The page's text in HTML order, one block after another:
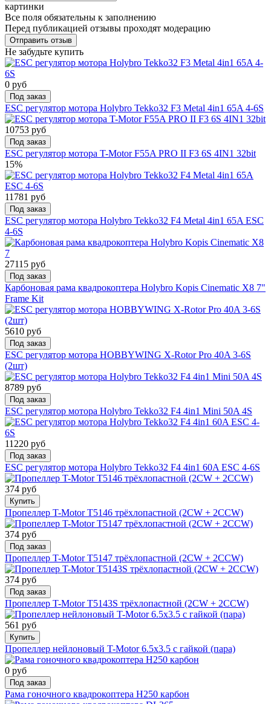
картинки
Все поля обязательны к заполнению
Перед публикацией отзывы проходят модерацию
Не забудьте купить
0 руб
Под заказ
ESC регулятор мотора Holybro Tekko32 F3 Metal 4in1 65A 4-6S
10753 руб
Под заказ
ESC регулятор мотора T-Motor F55A PRO II F3 6S 4IN1 32bit
15%
11781 руб
Под заказ
ESC регулятор мотора Holybro Tekko32 F4 Metal 4in1 65A ESC
4-6S
27115 руб
Под заказ
Карбоновая рама квадрокоптера Holybro Kopis Cinematic X8 7"
Frame Kit
5610 руб
Под заказ
ESC регулятор мотора HOBBYWING X-Rotor Pro 40A 3-6S
(2шт)
8789 руб
Под заказ
ESC регулятор мотора Holybro Tekko32 F4 4in1 Mini 50A 4S
11220 руб
Под заказ
ESC регулятор мотора Holybro Tekko32 F4 4in1 60A ESC 4-6S
374 руб
Купить
Пропеллер T-Motor T5146 трёхлопастной (2CW + 2CCW)
374 руб
Под заказ
Пропеллер T-Motor T5147 трёхлопастной (2CW + 2CCW)
374 руб
Под заказ
Пропеллер T-Motor T5143S трёхлопастной (2CW + 2CCW)
561 руб
Купить
Пропеллер нейлоновый T-Motor 6.5x3.5 с гайкой (пара)
0 руб
Под заказ
Рама гоночного квадрокоптера H250 карбон